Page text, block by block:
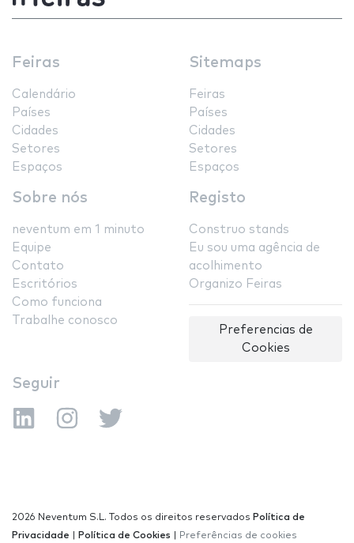
Feiras
Calendário
Países
Cidades
Setores
Espaços
Sitemaps
Feiras
Países
Cidades
Setores
Espaços
Sobre nós
neventum em 1 minuto
Equipe
Contato
Escritórios
Como funciona
Trabalhe conosco
Registo
Construo stands
Eu sou uma agência de
acolhimento
Organizo Feiras
Preferencias de
Cookies
Seguir
2026 Neventum S.L. Todos os direitos reservados Política de
Privacidade
Política de Cookies Preferências de cookies